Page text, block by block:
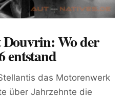
Douvrin: Wo der
entstand
das Motorenwerk
über Jahrzehnte die